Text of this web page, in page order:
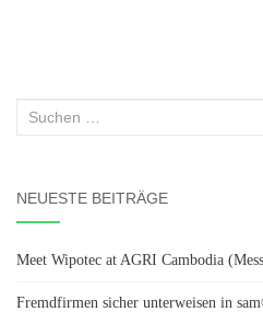
Suchen
NEUESTE BEITRÄGE
Meet Wipotec at AGRI Cambodia
Fremdfirmen sicher unterweisen in